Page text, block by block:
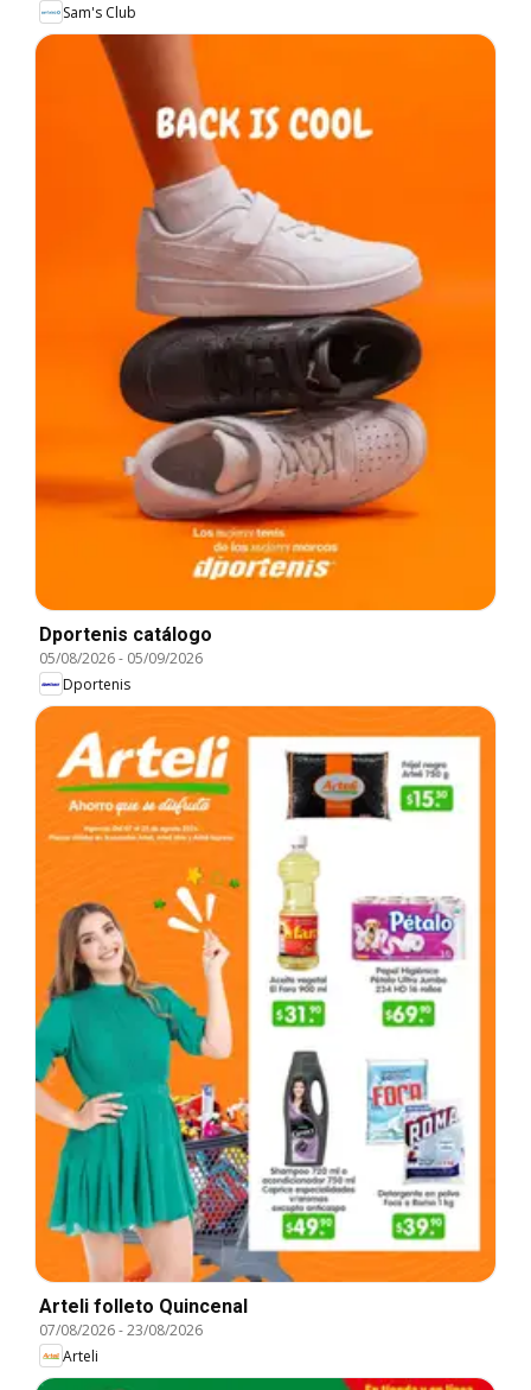
Sam's Club
Dportenis catálogo
05/08/2026- 05/09/2026
Dportenis
Arteli folleto Quincenal
07/08/2026-23/08/2026
Arteli